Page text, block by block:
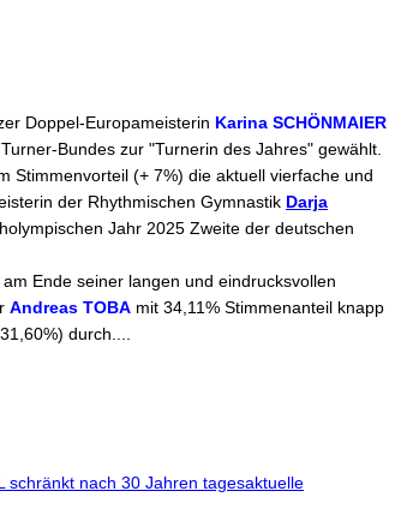
Doppel-Europameisterin Karina SCHÖNMAIER
Bundes zur "Turnerin des Jahres" gewählt.
Stimmenvorteil (+ 7%) die aktuell vierfache und
der Rhythmischen Gymnastik Darja
Jahr 2025 Zweite der deutschen
Ende seiner langen und eindrucksvollen
Andreas TOBA mit 34,11% Stimmenanteil knapp
durch....
schränkt nach 30 Jahren tagesaktuelle